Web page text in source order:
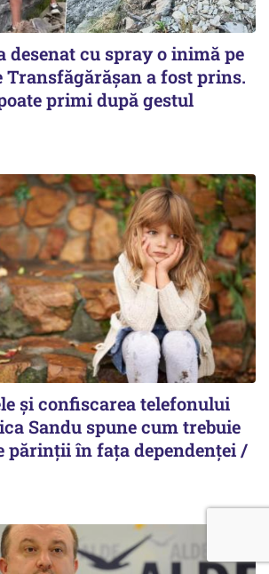
desenat cu spray o inimă pe
Transfăgărășan a fost prins.
primi după gestul
și confiscarea telefonului
Sandu spune cum trebuie
părinții în fața dependenței /